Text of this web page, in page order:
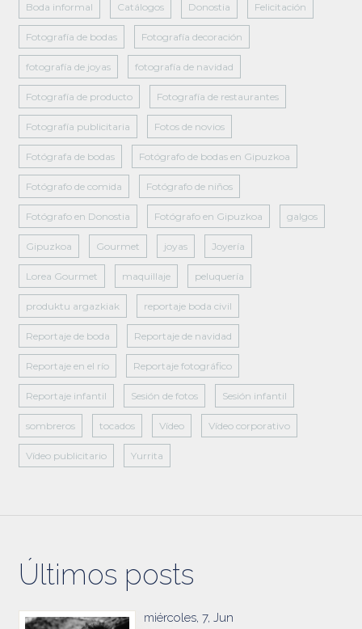
Boda informal Catálogos Donostia Felicitación
Fotografía de bodas Fotografía decoración
fotografía de joyas fotografía de navidad
Fotografía de producto Fotografía de restaurantes
Fotografía publicitaria Fotos de novios
Fotógrafa de bodas Fotógrafo de bodas en Gipuzkoa
Fotógrafo de comida Fotógrafo de niños
Fotógrafo en Donostia Fotógrafo en Gipuzkoa galgos
Gipuzkoa Gourmet joyas Joyería
Lorea Gourmet maquillaje peluquería
produktu argazkiak reportaje boda civil
Reportaje de boda Reportaje de navidad
Reportaje en el río Reportaje fotográfico
Reportaje infantil Sesión de fotos Sesión infantil
sombreros tocados Vídeo Vídeo corporativo
Vídeo publicitario Yurrita
Últimos posts
miércoles, 7, Jun